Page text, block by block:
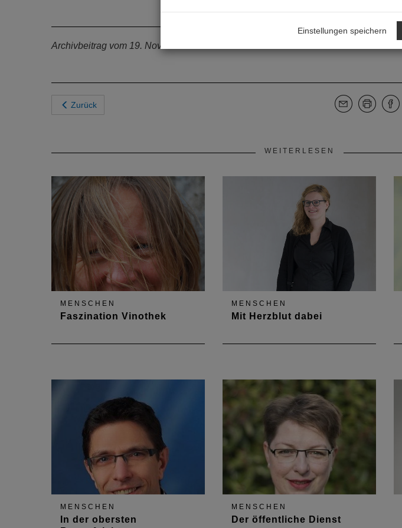
Archivbeitrag vom 19. November 2018
Zurück
WEITERLESEN
MENSCHEN
Faszination Vinothek
Pawelke über den Umbau von
Vinotheken.
MENSCHEN
Mit Herzblut dabei
Kernaufgaben von
Innenarchitektin Ina Ann Christin
Witte. Im Interview berichtet sie
über ihre abwechslungsreiche
Tätigkeit.
MENSCHEN
In der obersten
MENSCHEN
Der öffentliche Dienst
Einstellungen speichern